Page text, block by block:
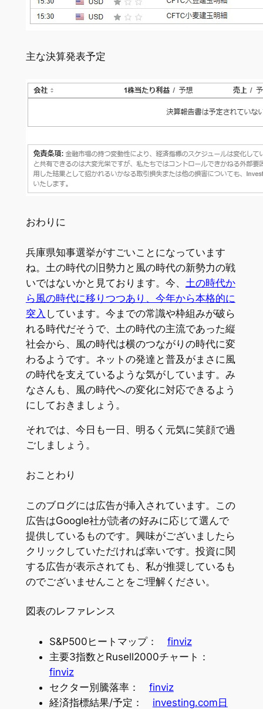
主な決算発表予定
おわりに
兵庫県知事選挙がすごいことになっています
ね。土の時代の旧勢力と風の時代の新勢力の戦
いではないかと見ております。今、 土の時代か
ら風の時代に移りつつあり、今年から本格的に
突入 しています。今までの常識や枠組みが破ら
れる時代だそうで、土の時代の主流であった縦
社会から、風の時代は横のつながりの時代に変
わるようです。ネットの発達と普及がまさに風
の時代を支えているような気がしています。み
なさんも、風の時代への変化に対応できるよう
にしておきましょう。
それでは、今日も一日、明るく元気に笑顔で過
ごしましょう。
おことわり
このブログには広告が挿入されています。この
広告はGoogle社が読者の好みに応じて選んで
提供しているものです。興味がございましたら
クリックしていただければ幸いです。投資に関
する広告が表示されても、私が推奨しているも
のでございませんことをご理解ください。
図表のレファレンス
S&P500ヒートマップ： finviz
主要3指数とRusell2000チャート：
finviz
セクター別騰落率： finviz
経済指標結果/予定： investing.com日